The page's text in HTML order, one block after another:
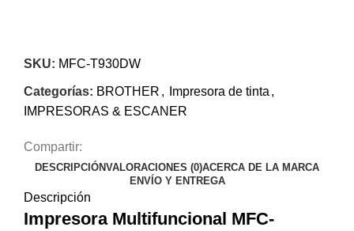
SKU: MFC-T930DW
Categorías: BROTHER , Impresora de tinta ,
IMPRESORAS & ESCANER
Compartir:
DESCRIPCIÓNVALORACIONES (0)ACERCA DE LA MARCA
ENVÍO Y ENTREGA
Descripción
Impresora Multifuncional MFC-